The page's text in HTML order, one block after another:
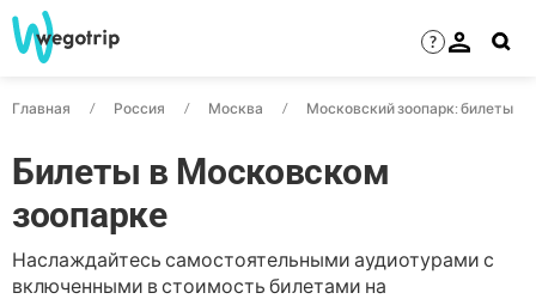
?
Главная Россия Москва Московский зоопарк: билеты
Билеты в Московском
зоопарке
Наслаждайтесь самостоятельными аудиотурами с
включенными в стоимость билетами на